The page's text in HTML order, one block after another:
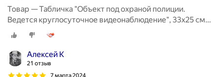
Товар — Табличка "Объект под охраной полиции.
Ведется круглосуточное видеонаблюдение", 33х25 см,
ПВХ
Алексей К
21 отзыв
7 марта 2024